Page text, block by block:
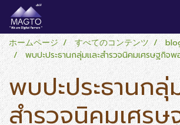
ホームページ すべてのコンテンツ
พบปะประธานกลุ่มและสำรวจนิคมเศรษฐกิจพ
พบปะประธานกลุ่
สำรวจนิคมเศร